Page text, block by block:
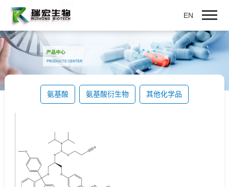
EN
氨基酸 氨基酸衍生物 其他化学品